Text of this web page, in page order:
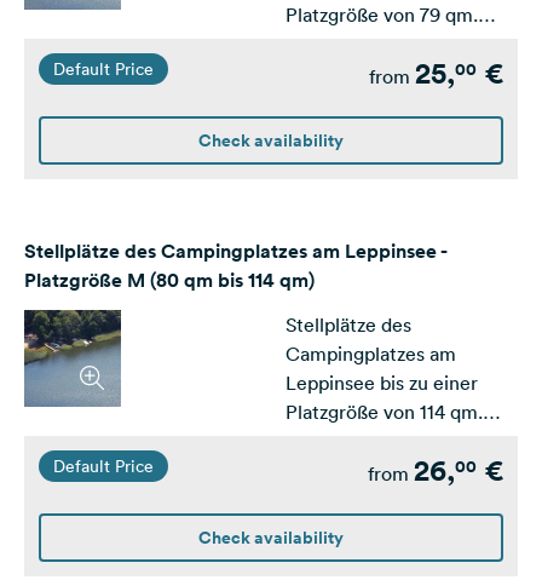
Platzgröße von 79 qm.
Default Price from 25,00 €
Check availability
Stellplätze des Campingplatzes am Leppinsee -
Platzgröße M (80 qm bis 114 qm)
Stellplätze des
Campingplatzes am
Leppinsee bis zu einer
Platzgröße von 114 qm.
mittlere Wohnwagen /
Default Price from 26,00 €
Check availability